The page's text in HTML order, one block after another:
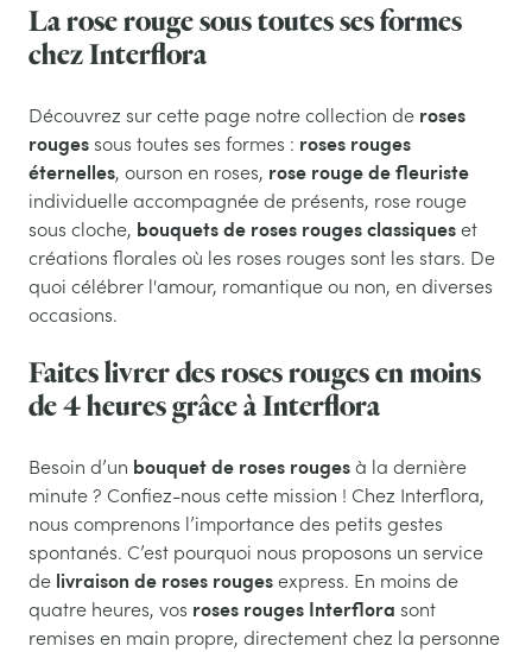
La rose rouge sous toutes ses formes
chez Interflora
Découvrez sur cette page notre collection de roses
rouges sous toutes ses formes : roses rouges
éternelles, ourson en roses, rose rouge de fleuriste
individuelle accompagnée de présents, rose rouge
sous cloche, bouquets de roses rouges classiques et
créations florales où les roses rouges sont les stars. De
quoi célébrer l'amour, romantique ou non, en diverses
occasions.
Faites livrer des roses rouges en moins
de 4 heures grâce à Interflora
Besoin d’un bouquet de roses rouges à la dernière
minute ? Confiez-nous cette mission ! Chez Interflora,
nous comprenons l’importance des petits gestes
spontanés. C’est pourquoi nous proposons un service
de livraison de roses rouges express. En moins de
quatre heures, vos roses rouges Interflora sont
remises en main propre, directement chez la personne